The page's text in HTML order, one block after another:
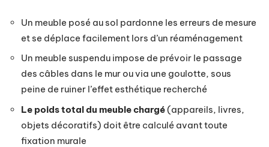
Un meuble posé au sol pardonne les erreurs de mesure
et se déplace facilement lors d’un réaménagement
Un meuble suspendu impose de prévoir le passage
des câbles dans le mur ou via une goulotte, sous
peine de ruiner l’effet esthétique recherché
Le poids total du meuble chargé(appareils, livres,
objets décoratifs) doit être calculé avant toute
fixation murale